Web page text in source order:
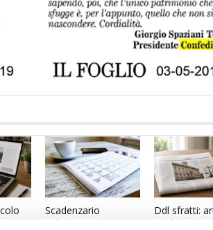
Scadenzario
Tributario Agosto
Ddl sfratti:
su Il Tempo